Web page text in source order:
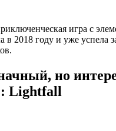
игра с
в 2018 году и уже успела
но
Lightfall